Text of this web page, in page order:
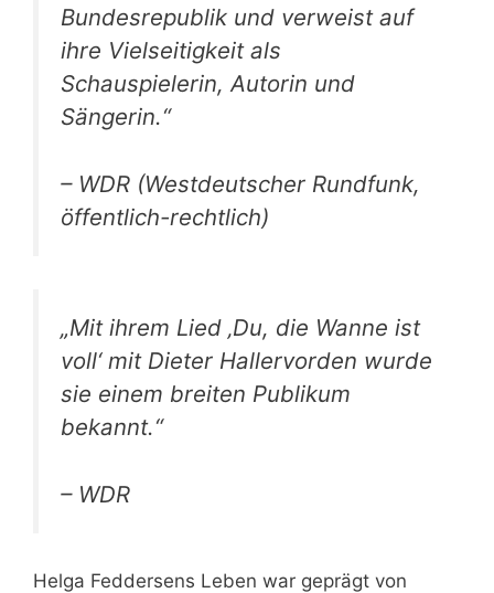
Bundesrepublik und verweist auf
ihre Vielseitigkeit als
Schauspielerin, Autorin und
Sängerin.“
– WDR (Westdeutscher Rundfunk,
öffentlich-rechtlich)
„Mit ihrem Lied ‚Du, die Wanne ist
voll‘ mit Dieter Hallervorden wurde
sie einem breiten Publikum
bekannt.“
– WDR
Helga Feddersens Leben war geprägt von